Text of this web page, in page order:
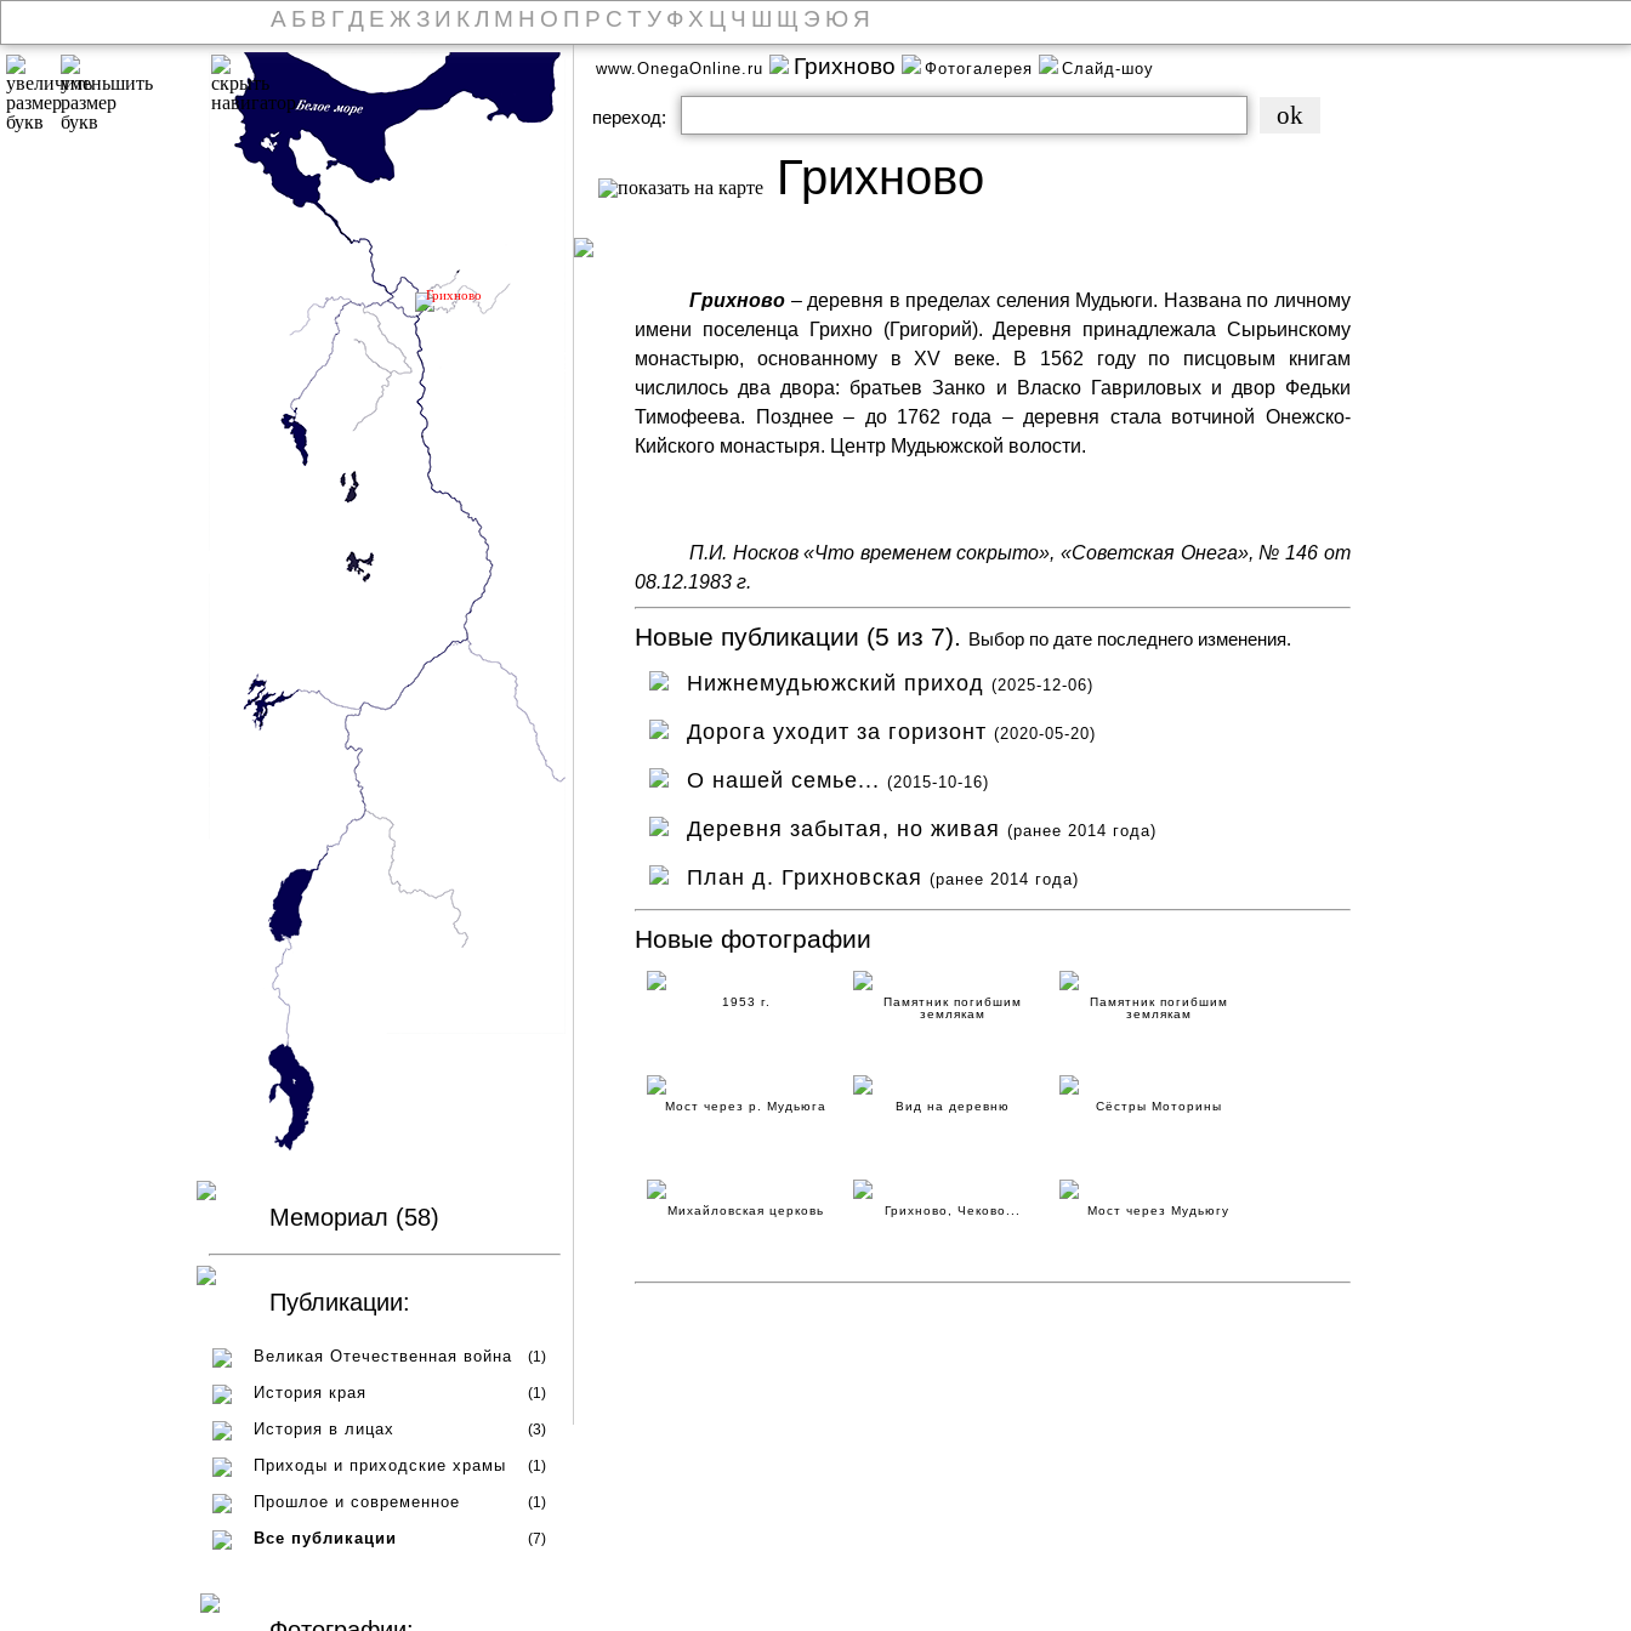
А Б В ГД Е Ж З И К Л М Н О П Р С Т У Ф Х Ц Ч Ш Щ Э Ю Я
Грихново
Мемориал (58)
Публикации:
Великая Отечественная война (1)
История края (1)
История в лицах (3)
Приходы и приходские храмы (1)
Прошлое и современное (1)
Все публикации (7)
www.OnegaOnline.ru Грихново Фотогалерея Слайд-шоу
переход:
Грихново
Грихново – деревня в пределах селения Мудьюги. Названа по личному
имени поселенца Грихно (Григорий). Деревня принадлежала Сырьинскому
монастырю, основанному в XV веке. В 1562 году по писцовым книгам
числилось два двора: братьев Занко и Власко Гавриловых и двор Федьки
Тимофеева. Позднее – до 1762 года – деревня стала вотчиной Онежско-
Кийского монастыря. Центр Мудьюжской волости.
П.И. Носков «Что временем сокрыто», «Советская Онега», № 146 от
08.12.1983 г.
Новые публикации (5 из 7). Выбор по дате последнего изменения.
Нижнемудьюжский приход (2025-12-06)
Дорога уходит за горизонт (2020-05-20)
О нашей семье... (2015-10-16)
Деревня забытая, но живая (ранее 2014 года)
План д. Грихновская (ранее 2014 года)
Новые фотографии
1953 г.
Памятник погибшим
землякам
Памятник погибшим
землякам
Мост через р. Мудьюга Вид на деревню Сёстры Моторины
Михайловская церковь Грихново, Чеково... Мост через Мудьюгу